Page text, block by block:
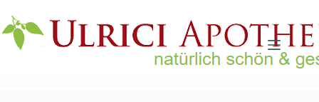
Inhalt
springen